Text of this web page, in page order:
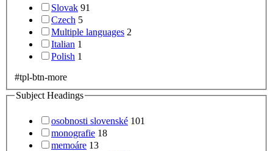
Slovak 91
Czech 5
Multiple languages 2
Italian 1
Polish 1
#tpl-btn-more
Subject Headings
osobnosti slovenské 101
monografie 18
memoáre 13